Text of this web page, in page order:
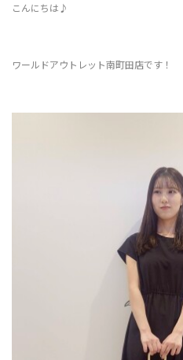
こんにちは♪
ワールドアウトレット南町田店です！